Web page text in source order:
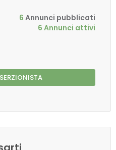
6 Annunci pubblicati
6 Annunci attivi